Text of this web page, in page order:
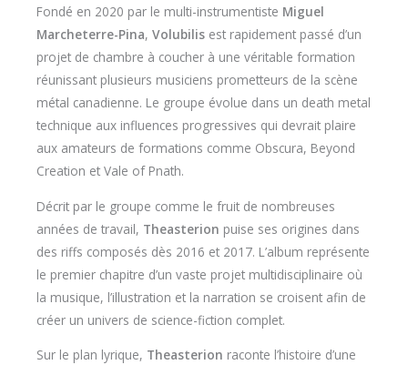
Fondé en 2020 par le multi-instrumentiste Miguel
Marcheterre-Pina, Volubilis est rapidement passé d’un
projet de chambre à coucher à une véritable formation
réunissant plusieurs musiciens prometteurs de la scène
métal canadienne. Le groupe évolue dans un death metal
technique aux influences progressives qui devrait plaire
aux amateurs de formations comme Obscura, Beyond
Creation et Vale of Pnath.
Décrit par le groupe comme le fruit de nombreuses
années de travail, Theasterion puise ses origines dans
des riffs composés dès 2016 et 2017. L’album représente
le premier chapitre d’un vaste projet multidisciplinaire où
la musique, l’illustration et la narration se croisent afin de
créer un univers de science-fiction complet.
Sur le plan lyrique, Theasterion raconte l’histoire d’une